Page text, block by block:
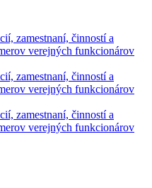
zamestnaní, činností a
verejných funkcionárov
zamestnaní, činností a
verejných funkcionárov
zamestnaní, činností a
verejných funkcionárov